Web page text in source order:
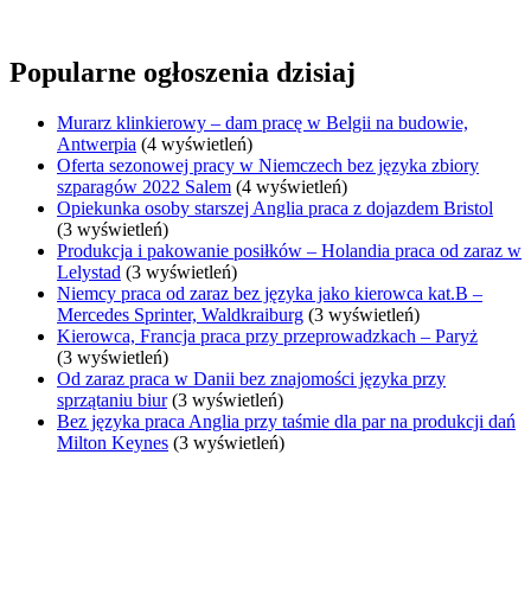
Popularne ogłoszenia dzisiaj
Murarz klinkierowy – dam pracę w Belgii na budowie,
Antwerpia (4 wyświetleń)
Oferta sezonowej pracy w Niemczech bez języka zbiory
szparagów 2022 Salem (4 wyświetleń)
Opiekunka osoby starszej Anglia praca z dojazdem Bristol
(3 wyświetleń)
Produkcja i pakowanie posiłków – Holandia praca od zaraz w
Lelystad (3 wyświetleń)
Niemcy praca od zaraz bez języka jako kierowca kat.B –
Mercedes Sprinter, Waldkraiburg (3 wyświetleń)
Kierowca, Francja praca przy przeprowadzkach – Paryż
(3 wyświetleń)
Od zaraz praca w Danii bez znajomości języka przy
sprzątaniu biur(3 wyświetleń)
Bez języka praca Anglia przy taśmie dla par na produkcji dań
Milton Keynes (3 wyświetleń)